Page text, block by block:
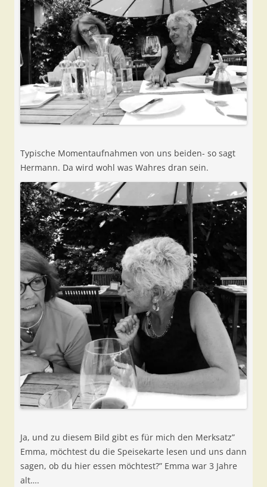
Typische Momentaufnahmen von uns beiden- so sagt
Hermann. Da wird wohl was Wahres dran sein.
Ja, und zu diesem Bild gibt es für mich den Merksatz”
Emma, möchtest du die Speisekarte lesen und uns dann
sagen, ob du hier essen möchtest?” Emma war 3 Jahre
alt….